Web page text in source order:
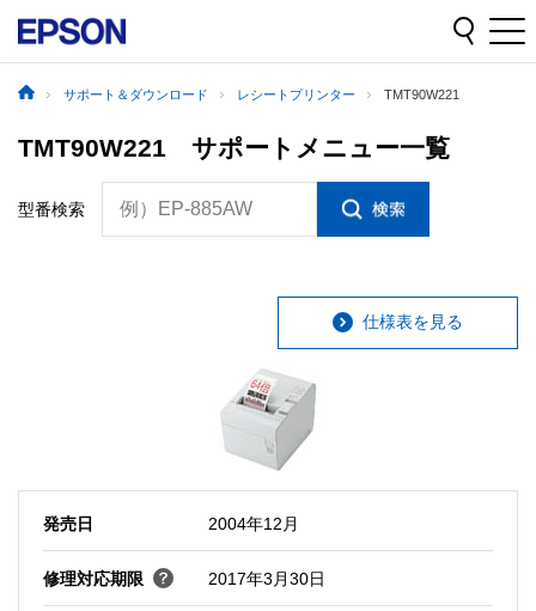
サポート＆ダウンロード レシートプリンター TMT90W221
TMT90W221 サポートメニュー一覧
型番検索 例）EP-885AW
仕様表を見る
発売日 2004年12月
修理対応期限 2017年3月30日